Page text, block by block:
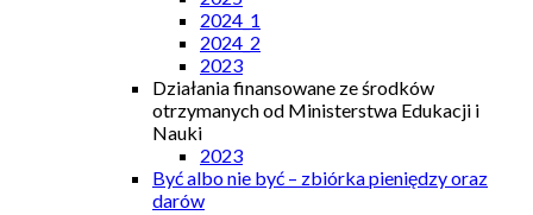
2024_1
2024_2
2023
Działania finansowane ze środków
otrzymanych od Ministerstwa Edukacji i
Nauki
2023
Być albo nie być – zbiórka pieniędzy oraz
darów